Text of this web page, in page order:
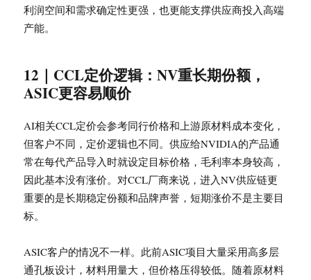
利润空间和需求确定性更强，也更能支撑供应商投入高端
产能。
12｜CCL定价逻辑：NV重长期份额，
ASIC更容易顺价
AI相关CCL定价会参考同行价格和上游原材料成本变化，
但客户不同，定价逻辑也不同。供应给NVIDIA的产品通
常在每代产品导入时就设定目标价格，毛利率本身较高，
因此基本没有涨价。对CCL厂商来说，进入NV供应链更
重要的是长期稳定份额和品牌声誉，短期涨价不是主要目
标。
ASIC客户的情况不一样。此前ASIC项目大量采用高多层
通孔板设计，材料用量大，但价格压得较低。随着原材料